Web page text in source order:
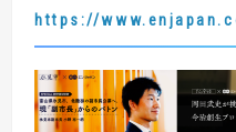
https://